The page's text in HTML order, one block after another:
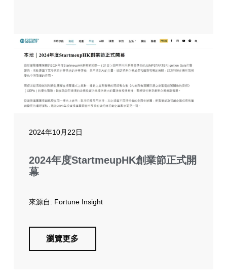
2024年10月22日
2024年度StartmeupHK創業節正式開
幕
來源自: Fortune Insight
瀏覽更多